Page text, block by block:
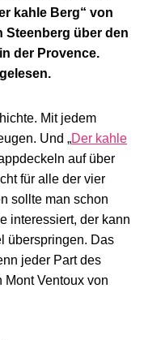
kahle Berg“ von
Steenberg über den
der Provence.
Mit jedem
Und „Der kahle
auf über
für alle der vier
sollte man schon
interessiert, der kann
überspringen. Das
jeder Part des
Mont Ventoux von